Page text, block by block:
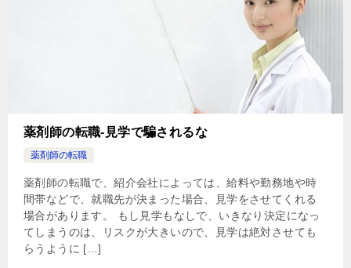
薬剤師の転職-見学で騙されるな
薬剤師の転職
薬剤師の転職で、紹介会社によっては、給料や勤務地や時
間帯などで、就職先が決まった場合、見学をさせてくれる
場合があります。 もし見学もなしで、いきなり決定になっ
てしまうのは、リスクが大きいので、見学は絶対させても
らうように […]